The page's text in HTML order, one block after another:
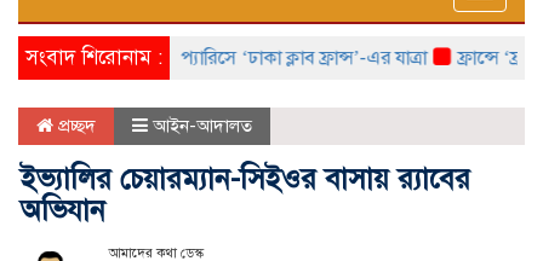
সংবাদ শিরোনাম :প্যারিসে ‘ঢাকা ক্লাব ফ্রান্স’-এর যাত্রা ফ্রান্সে
প্রচ্ছদ আইন-আদালত
ইভ্যালির চেয়ারম্যান-সিইওর বাসায় র‌্যাবের
অভিযান
আমাদের কথা ডেস্ক